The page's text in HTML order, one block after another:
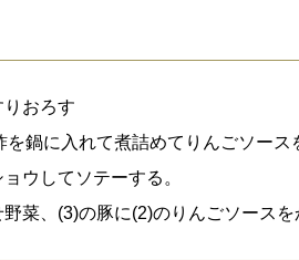
りおろす
を鍋に入れて煮詰めてりんごソース
ウしてソテーする。
菜、(3)の豚に(2)のりんごソースを